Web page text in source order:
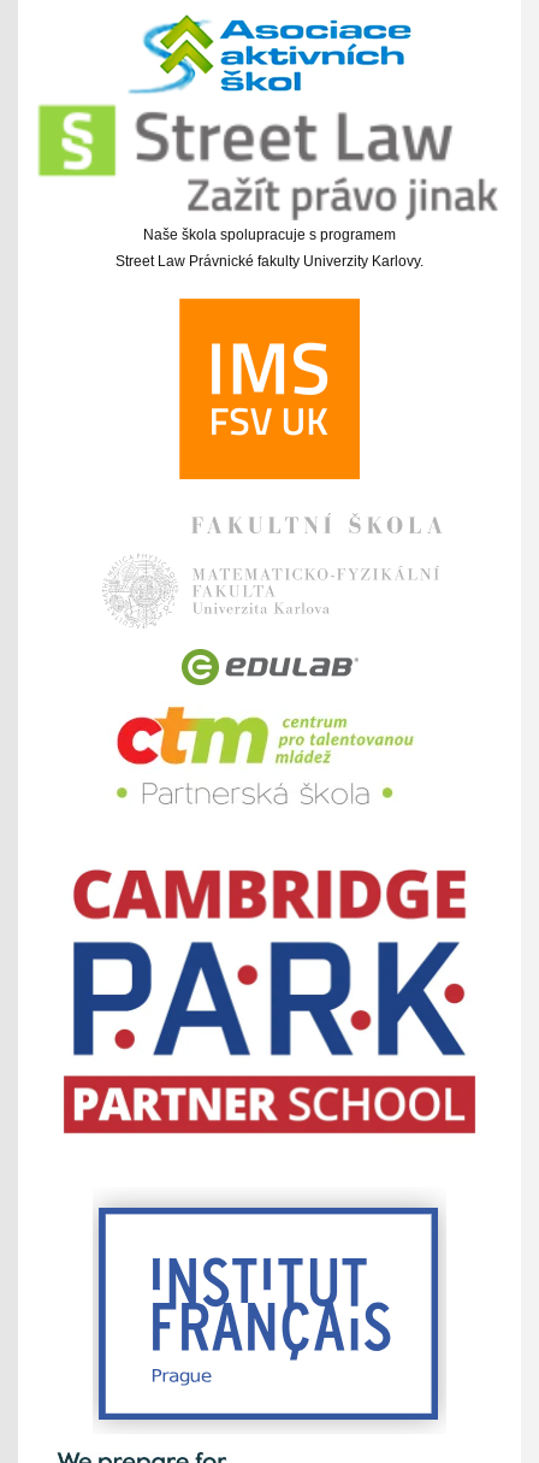
Naše škola spolupracuje s programem
Street Law Právnické fakulty Univerzity Karlovy.